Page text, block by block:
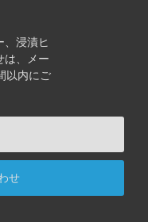
、浸漬ヒ
は、メー
以内にご